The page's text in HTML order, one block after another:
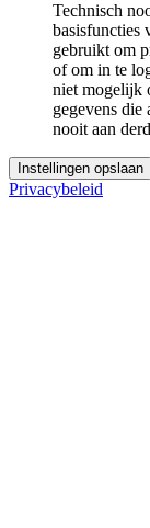
Technisch
basisfuncties
gebruikt om
of om in te
niet mogelijk
gegevens
nooit aan
Instellingen opslaan
Privacybeleid